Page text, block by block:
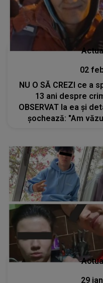
02
NU O SĂ CREZI ce a
13 ani despre
OBSERVAT la ea și
șochează: "Am
29